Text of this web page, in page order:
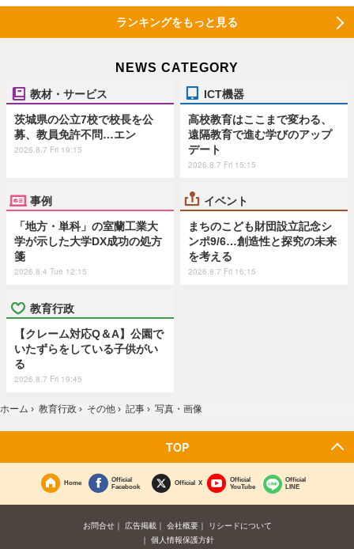
ランキングをもっと見る
NEWS CATEGORY
教材・サービス
茨城県の公立7校で校長を公
募、教員免許不問…エン
2026.8.7 Fri 19:15
ICT機器
高校教育はここまで変わる、
遠隔教育で進む学びのアップ
デート
2026.8.7 Fri 15:15
事例
「地方・単科」の室蘭工業大
学が示した大学DX成功の処方
箋
2026.8.4 Tue 12:15
イベント
まちのこども財団設立記念シ
ンポ9/6…創造性と探究の未来
を考える
2026.8.7 Fri 16:15
教育行政
【クレーム対応Q＆A】公園で
いたずらをしている子供がい
る
2026.8.7 Fri 19:45
ホーム › 教育行政 › その他 › 記事 › 写真・画像
TOP
Home
Official
Facebook
Official X
Official
YouTube
Official
LINE
お問合せ 広告掲載 会社概要
リシードについて
個人情報保護方針